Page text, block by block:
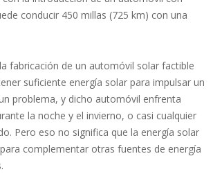
conducir 450 millas (725 km) con una
fabricación de un automóvil solar factible
suficiente energía solar para impulsar un
problema, y ​​dicho automóvil enfrenta
la noche y el invierno, o casi cualquier
Pero eso no significa que la energía solar
complementar otras fuentes de energía